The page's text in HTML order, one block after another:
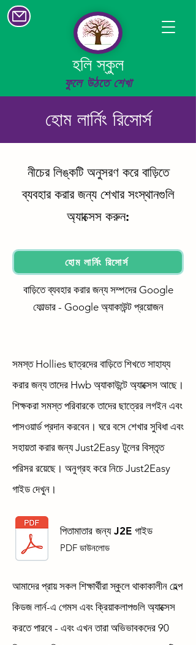
ফুলে উঠতে শেখা
হলি স্কুল
হোম লার্নিং রিসোর্স
নীচের লিঙ্কটি অনুসরণ করে বাড়িতে
ব্যবহার করার জন্য শেখার সংস্থানগুলি
অ্যাক্সেস করুন:
হোম লার্নিং রিসোর্স
বাড়িতে ব্যবহার করার জন্য সম্পদের Google
ফোল্ডার - Google অ্যাকাউন্ট প্রয়োজন
সমস্ত Hollies ছাত্রদের বাড়িতে শিখতে সাহায্য
করার জন্য তাদের Hwb অ্যাকাউন্টে অ্যাক্সেস আছে।
শিক্ষকরা সমস্ত পরিবারকে তাদের ছাত্রের লগইন এবং
পাসওয়ার্ড প্রদান করবেন। ঘরে বসে শেখার সুবিধা এবং
সহায়তা করার জন্য Just2Easy টুলের বিস্তৃত
পরিসর রয়েছে। অনুগ্রহ করে নিচে Just2Easy
গাইড দেখুন।
পিতামাতার জন্য J2E গাইড
PDF ডাউনলোড
আমাদের প্রায় সকল শিক্ষার্থীরা স্কুলে থাকাকালীন হেল্প
কিডজ লার্ন-এ গেমস এবং ক্রিয়াকলাপগুলি অ্যাক্সেস
করতে পারবে - এবং এখন তারা অভিভাবকদের 90